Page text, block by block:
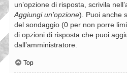
un’opzione di risposta, scrivila
Aggiungi un’opzione). Puoi anche
del sondaggio (0 per non porre
di opzioni di risposta che puoi
dall’amministratore.
Top